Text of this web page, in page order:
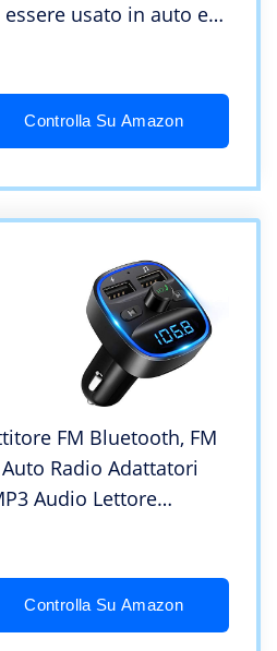
usato in auto e
Controlla Su Amazon
FM Bluetooth, FM
Radio Adattatori
Audio Lettore
con 2 Porte USB
Controlla Su Amazon